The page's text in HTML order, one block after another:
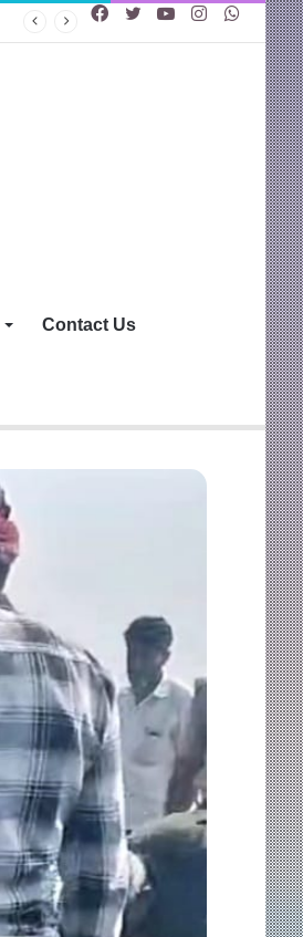
Instagram
YouTube
Twitter
Facebook
Contact Us